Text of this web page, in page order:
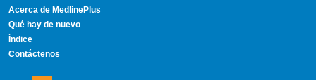
Acerca de MedlinePlus
Qué hay de nuevo
Índice
Contáctenos